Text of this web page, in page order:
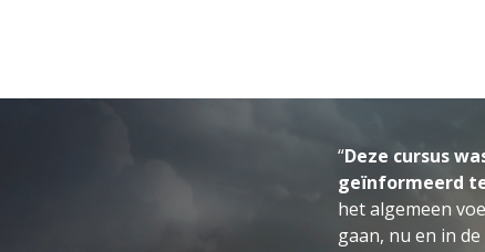
“Deze cursus
geïnformeerd
het algemeen
gaan, nu en in de